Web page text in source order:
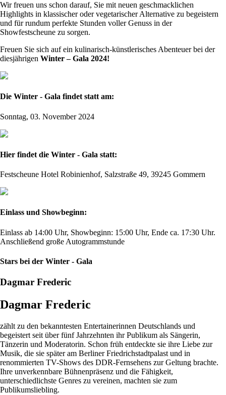
Wir freuen uns schon darauf, Sie mit neuen geschmacklichen
Highlights in klassischer oder vegetarischer Alternative zu begeistern
und für rundum perfekte Stunden voller Genuss in der
Showfestscheune zu sorgen.
Freuen Sie sich auf ein kulinarisch-künstlerisches Abenteuer bei der
diesjährigen Winter – Gala 2024!
Die Winter - Gala findet statt am:
Sonntag, 03. November 2024
Hier findet die Winter - Gala statt:
Festscheune Hotel Robinienhof, Salzstraße 49, 39245 Gommern
Einlass und Showbeginn:
Einlass ab 14:00 Uhr, Showbeginn: 15:00 Uhr, Ende ca. 17:30 Uhr.
Anschließend große Autogrammstunde
Stars bei der Winter - Gala
Dagmar Frederic
Dagmar Frederic
zählt zu den bekanntesten Entertainerinnen Deutschlands und
begeistert seit über fünf Jahrzehnten ihr Publikum als Sängerin,
Tänzerin und Moderatorin. Schon früh entdeckte sie ihre Liebe zur
Musik, die sie später am Berliner Friedrichstadtpalast und in
renommierten TV-Shows des DDR-Fernsehens zur Geltung brachte.
Ihre unverkennbare Bühnenpräsenz und die Fähigkeit,
unterschiedlichste Genres zu vereinen, machten sie zum
Publikumsliebling.